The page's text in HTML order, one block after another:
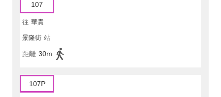
107
往 華貴
景隆街 站
距離 30m
107P